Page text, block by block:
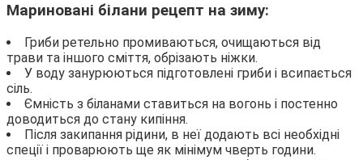
Мариновані білани рецепт на зиму:
Гриби ретельно промиваються, очищаються від
трави та іншого сміття, обрізають ніжки.
У воду занурюються підготовлені гриби і всипається
сіль.
Ємність з біланами ставиться на вогонь і постенно
доводиться до стану кипіння.
Після закипання рідини, в неї додають всі необхідні
спеції і проварюють ще як мінімум чверть години.